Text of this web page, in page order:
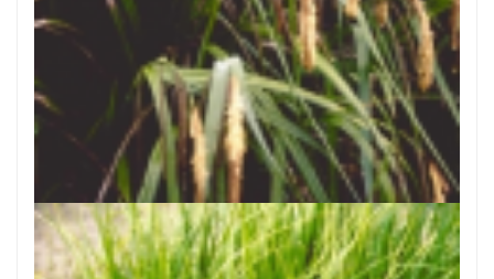
Hangende zegge
Carex pendula